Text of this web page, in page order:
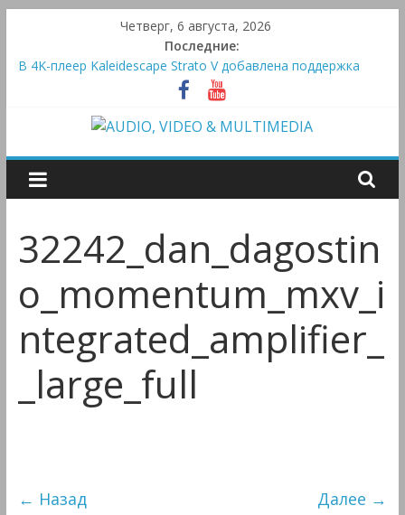
content
Четверг, 6 августа, 2026
Последние:
В 4K-плеер Kaleidescape Strato V добавлена поддержка
Bluetooth-колонки Marshall Emberton III и Willen II:
крикливые и выносливые
активный класс А
Victrola Automatic — традиционный виниловый автомат,
дополненный Bluetooth
Platform и программное ядро Atlas Ellipse
AUDIO,
VIDEO
&
MULTIMEDIA
Аудио,
Видео
Мультимедиа
32242_dan_dagostin
o_momentum_mxv_i
ntegrated_amplifier_
_large_full
← Назад Далее →